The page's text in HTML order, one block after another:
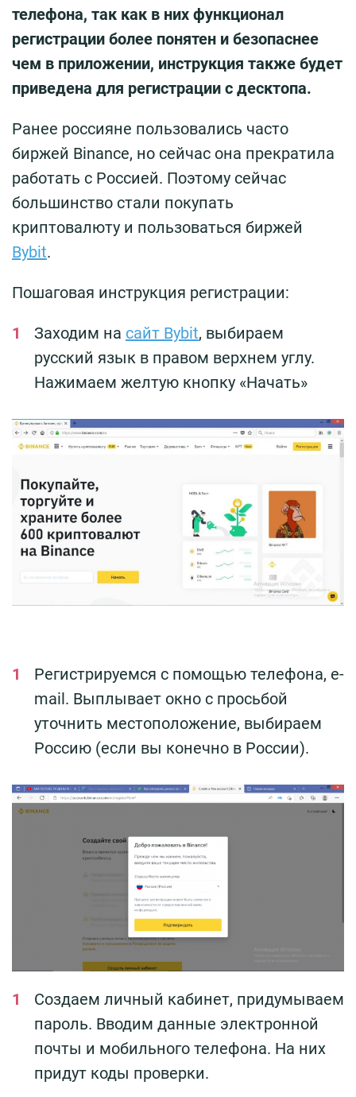
телефона, так как в них функционал
регистрации более понятен и безопаснее
чем в приложении, инструкция также будет
приведена для регистрации с десктопа.
Ранее россияне пользовались часто
биржей Binance, но сейчас она прекратила
работать с Россией. Поэтому сейчас
большинство стали покупать
криптовалюту и пользоваться биржей
Bybit.
Пошаговая инструкция регистрации:
Заходим на сайт Bybit, выбираем
русский язык в правом верхнем углу.
Нажимаем желтую кнопку «Начать»
Регистрируемся с помощью телефона, e-
mail. Выплывает окно с просьбой
уточнить местоположение, выбираем
Россию (если вы конечно в России).
Создаем личный кабинет, придумываем
пароль. Вводим данные электронной
почты и мобильного телефона. На них
придут коды проверки.